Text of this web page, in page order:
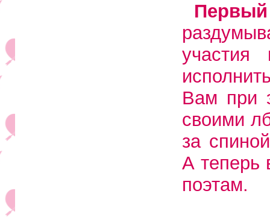
Вам при
своими
за
А теперь
поэтам.